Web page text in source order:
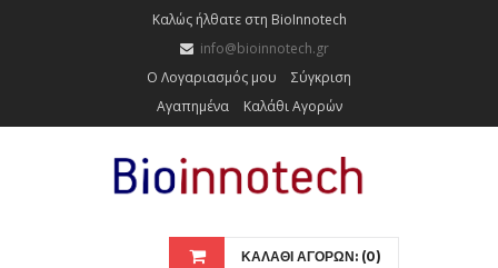
Καλώς ήλθατε στη BioInnotech
info@bioinnotech.gr
Ο Λογαριασμός μου
Σύγκριση
Αγαπημένα
Καλάθι Αγορών
ΚΑΛΑΘΙ ΑΓΟΡΩΝ: (0)